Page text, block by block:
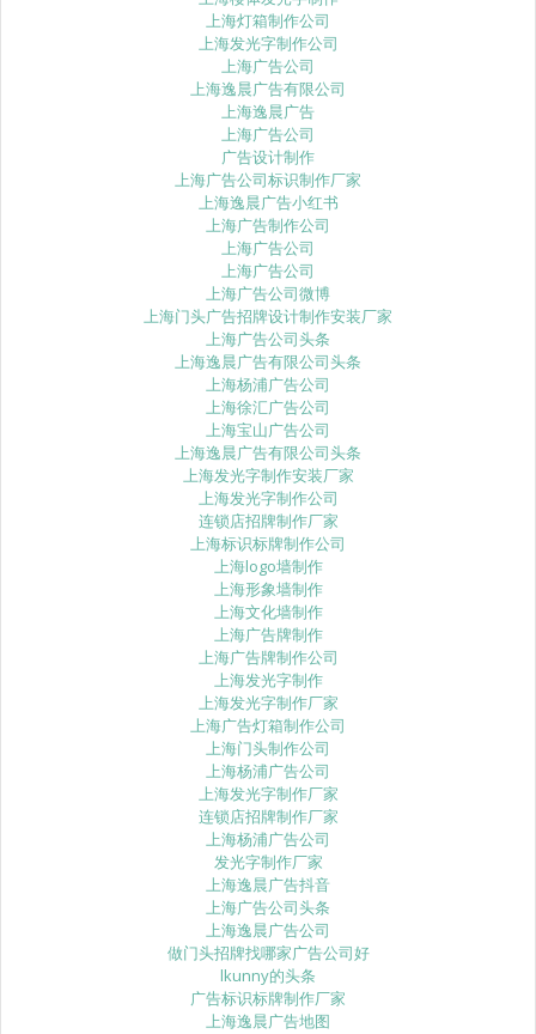
上海灯箱制作公司
上海发光字制作公司
上海广告公司
上海逸晨广告有限公司
上海逸晨广告
上海广告公司
广告设计制作
上海广告公司标识制作厂家
上海逸晨广告小红书
上海广告制作公司
上海广告公司
上海广告公司
上海广告公司微博
上海门头广告招牌设计制作安装厂家
上海广告公司头条
上海逸晨广告有限公司头条
上海杨浦广告公司
上海徐汇广告公司
上海宝山广告公司
上海逸晨广告有限公司头条
上海发光字制作安装厂家
上海发光字制作公司
连锁店招牌制作厂家
上海标识标牌制作公司
上海logo墙制作
上海形象墙制作
上海文化墙制作
上海广告牌制作
上海广告牌制作公司
上海发光字制作
上海发光字制作厂家
上海广告灯箱制作公司
上海门头制作公司
上海杨浦广告公司
上海发光字制作厂家
连锁店招牌制作厂家
上海杨浦广告公司
发光字制作厂家
上海逸晨广告抖音
上海广告公司头条
上海逸晨广告公司
做门头招牌找哪家广告公司好
lkunny的头条
广告标识标牌制作厂家
上海逸晨广告地图